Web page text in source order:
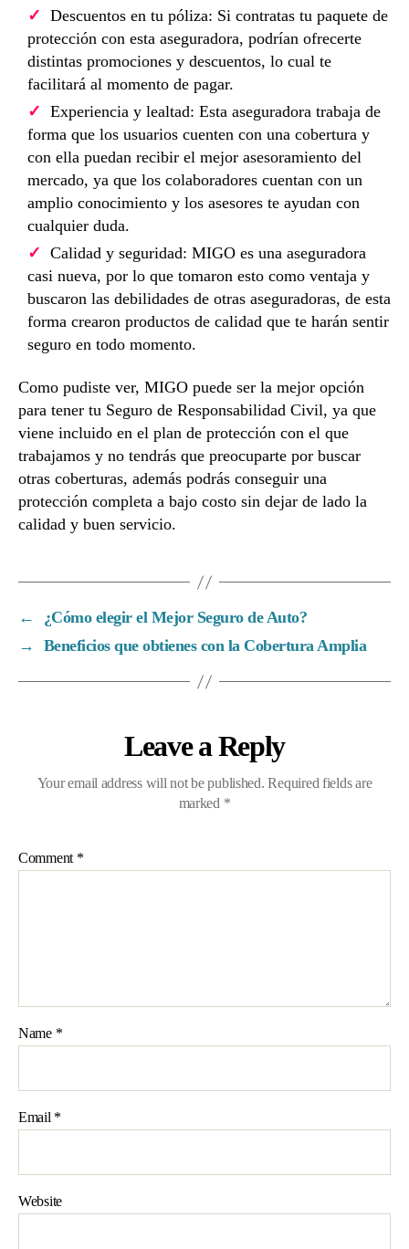
Descuentos en tu póliza: Si contratas tu paquete de
protección con esta aseguradora, podrían ofrecerte
distintas promociones y descuentos, lo cual te
facilitará al momento de pagar.
Experiencia y lealtad: Esta aseguradora trabaja de
forma que los usuarios cuenten con una cobertura y
con ella puedan recibir el mejor asesoramiento del
mercado, ya que los colaboradores cuentan con un
amplio conocimiento y los asesores te ayudan con
cualquier duda.
Calidad y seguridad: MIGO es una aseguradora
casi nueva, por lo que tomaron esto como ventaja y
buscaron las debilidades de otras aseguradoras, de esta
forma crearon productos de calidad que te harán sentir
seguro en todo momento.
Como pudiste ver, MIGO puede ser la mejor opción
para tener tu Seguro de Responsabilidad Civil, ya que
viene incluido en el plan de protección con el que
trabajamos y no tendrás que preocuparte por buscar
otras coberturas, además podrás conseguir una
protección completa a bajo costo sin dejar de lado la
calidad y buen servicio.
←
¿Cómo elegir el Mejor Seguro de Auto?
→
Beneficios que obtienes con la Cobertura Amplia
Leave a Reply
Your email address will not be published. Required fields are
marked *
Comment *
Name *
Email *
Website